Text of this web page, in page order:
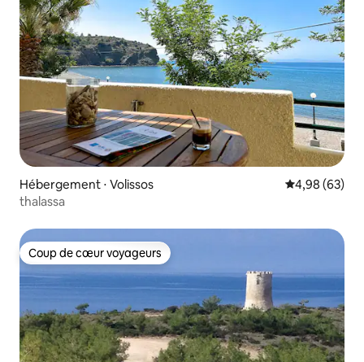
Hébergement ⋅ Volissos Évaluation
4,98 (63)
thalassa
Coup de cœur voyageurs
Coup de cœur voyageurs